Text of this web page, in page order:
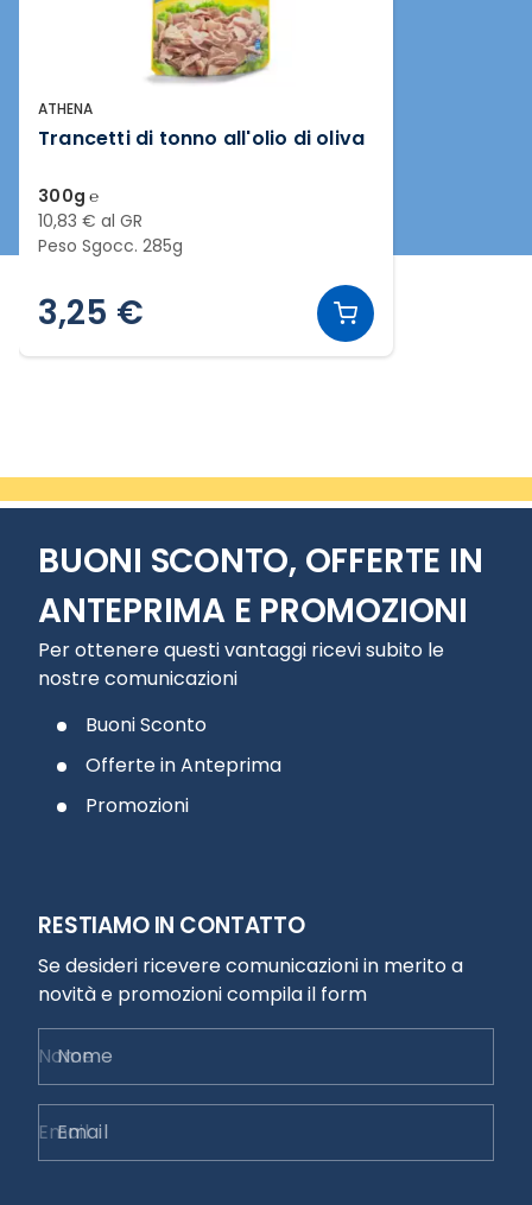
ATHENA
Trancetti di tonno all'olio di oliva
300g ℮
10,83 € al GR
Peso Sgocc. 285g
3,25 €
BUONI SCONTO, OFFERTE IN
ANTEPRIMA E PROMOZIONI
Per ottenere questi vantaggi ricevi subito le
nostre comunicazioni
Buoni Sconto
Offerte in Anteprima
Promozioni
RESTIAMO IN CONTATTO
Se desideri ricevere comunicazioni in merito a
novità e promozioni compila il form
Nome
Email